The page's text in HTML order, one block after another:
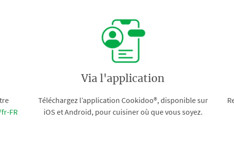
FR
Via l'application
Téléchargez l’application Cookidoo®, disponible sur
iOS et Android, pour cuisiner où que vous soyez.